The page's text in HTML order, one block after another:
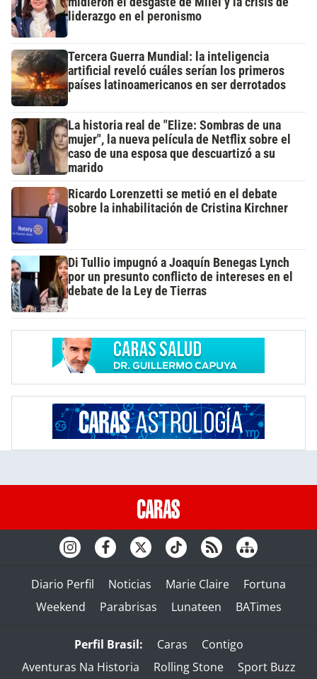
liderazgo en el peronismo
Tercera Guerra Mundial: la inteligencia
artificial reveló cuáles serían los primeros
países latinoamericanos en ser derrotados
La historia real de "Elize: Sombras de una
mujer", la nueva película de Netflix sobre el
caso de una esposa que descuartizó a su
marido
Ricardo Lorenzetti se metió en el debate
sobre la inhabilitación de Cristina Kirchner
Di Tullio impugnó a Joaquín Benegas Lynch
por un presunto conflicto de intereses en el
debate de la Ley de Tierras
Diario Perfil Noticias Marie Claire
Fortuna
Weekend
Parabrisas Lunateen BATimes
Perfil Brasil: Caras
Contigo
Aventuras Na Historia
Rolling Stone Sport Buzz